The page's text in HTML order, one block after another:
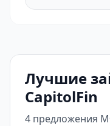
Лучшие
CapitolFin
4 предложения